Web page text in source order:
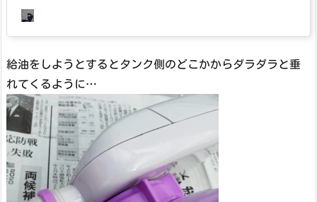
給油をしようとするとタンク側のどこかからダラダラと垂
れてくるように…